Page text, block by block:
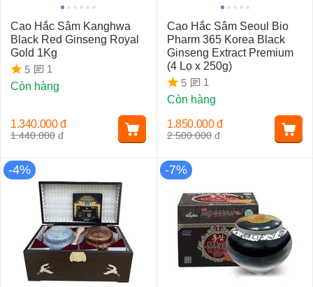
Cao Hắc Sâm Kanghwa
Black Red Ginseng Royal
Gold 1Kg
5
1
Còn hàng
1.440.000 đ
1.340.000 đ
Cao Hắc Sâm Seoul Bio
Pharm 365 Korea Black
Ginseng Extract Premium
(4 Lọ x 250g)
5
1
Còn hàng
2.500.000 đ
1.850.000 đ
-4% -7%